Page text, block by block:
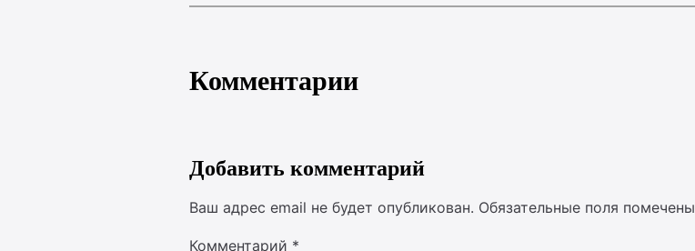
Комментарии
Добавить комментарий
Ваш адрес email не будет опубликован. Обязательные поля помечены
Комментарий *